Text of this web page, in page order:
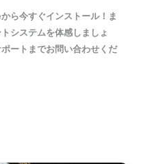
ら今すぐインストール！ま
システムを体感しましょ
ートまでお問い合わせくだ